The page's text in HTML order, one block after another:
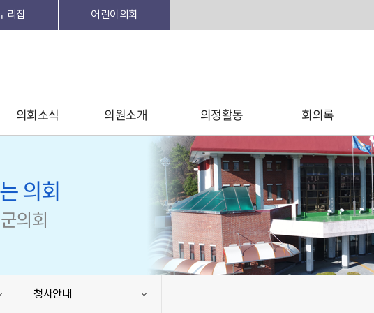
리집 어린이의회
의회소식 의원소개 의정활동 회의록
의회
의회
청사안내